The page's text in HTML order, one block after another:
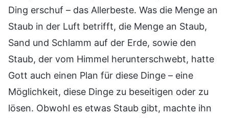
Ding erschuf – das Allerbeste. Was die Menge an
Staub in der Luft betrifft, die Menge an Staub,
Sand und Schlamm auf der Erde, sowie den
Staub, der vom Himmel herunterschwebt, hatte
Gott auch einen Plan für diese Dinge – eine
Möglichkeit, diese Dinge zu beseitigen oder zu
lösen. Obwohl es etwas Staub gibt, machte ihn